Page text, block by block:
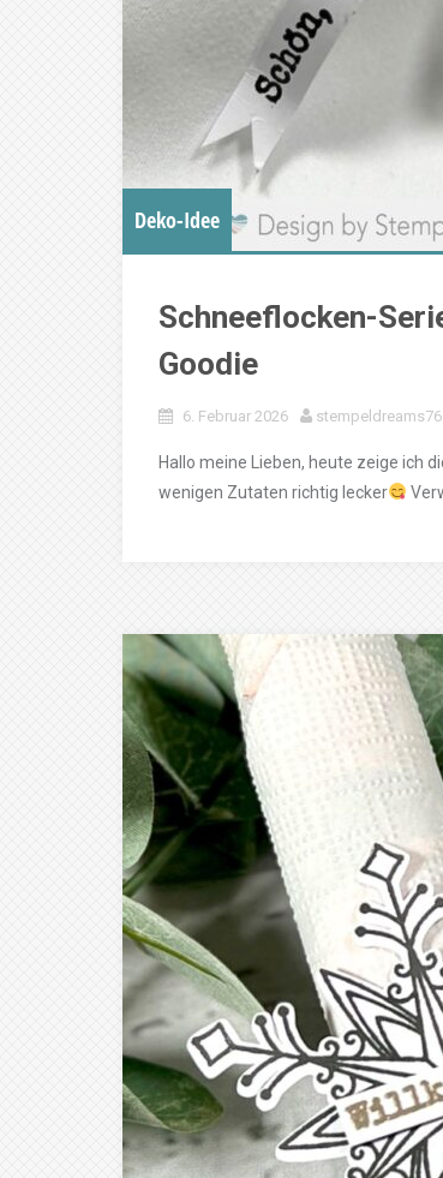
Deko-Idee
Schneeflocken-
Goodie
6. Februar 2026 stempeldreams76
Hallo meine Lieben, heute zeige ich
wenigen Zutaten richtig lecker